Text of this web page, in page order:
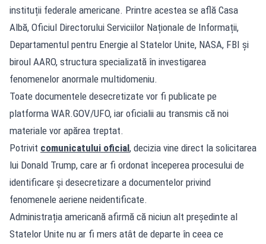
instituții federale americane. Printre acestea se află Casa
Albă, Oficiul Directorului Serviciilor Naționale de Informații,
Departamentul pentru Energie al Statelor Unite, NASA, FBI și
biroul AARO, structura specializată în investigarea
fenomenelor anormale multidomeniu.
Toate documentele desecretizate vor fi publicate pe
platforma WAR.GOV/UFO, iar oficialii au transmis că noi
materiale vor apărea treptat.
Potrivit comunicatului oficial, decizia vine direct la solicitarea
lui Donald Trump, care ar fi ordonat începerea procesului de
identificare și desecretizare a documentelor privind
fenomenele aeriene neidentificate.
Administrația americană afirmă că niciun alt președinte al
Statelor Unite nu ar fi mers atât de departe în ceea ce